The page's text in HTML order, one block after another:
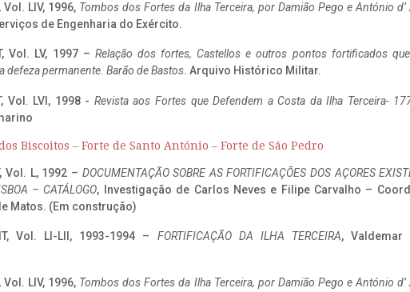
LIV, 1996, Tombos dos Fortes da Ilha Terceira, por Damião Pego e António
de Engenharia do Exército.
Vol. LV, 1997 – Relação dos fortes, Castellos e outros pontos fortificados
defeza permanente. Barão de Bastos. Arquivo Histórico Militar.
Vol. LVI, 1998 - Revista aos Fortes que Defendem a Costa da Ilha Terceira-
Biscoitos – Forte de Santo António – Forte de São Pedro
Vol. L, 1992 – DOCUMENTAÇÃO SOBRE AS FORTIFICAÇÕES DOS AÇORES
– CATÁLOGO, Investigação de Carlos Neves e Filipe Carvalho –
Matos. (Em construção)
Vol. LI-LII, 1993-1994 – FORTIFICAÇÃO DA ILHA TERCEIRA, Valdemar
LIV, 1996, Tombos dos Fortes da Ilha Terceira, por Damião Pego e António